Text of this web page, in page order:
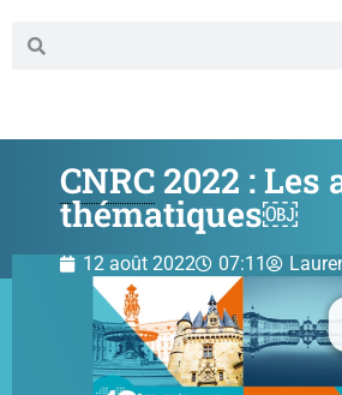
CNRC 2022 : Les
thématiques￼
12 août 2022 07:11